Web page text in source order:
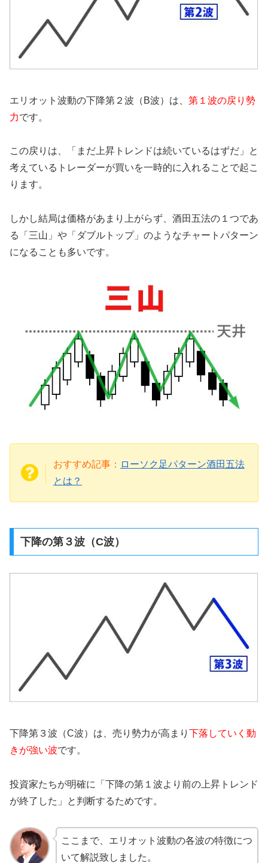
エリオット波動の下降第２波（B波）は、 第１波の戻り勢
力です。
この戻りは、「まだ上昇トレンドは続いているはずだ」と
考えているトレーダーが買いを一時的に入れることで起こ
ります。
しかし結局は価格があまり上がらず、酒田五法の１つであ
る「三山」や「ダブルトップ」のようなチャートパターン
になることも多いです。
おすすめ記事： ローソク足パターン酒田五法
とは？
下降の第３波（C波）
下降第３波（C波）は、売り勢力が高まり 下落していく動
きが強い波です。
投資家たちが明確に「下降の第１波より前の上昇トレンド
が終了した」と判断するためです。
ここまで、エリオット波動の各波の特徴につ
いて解説致しました。